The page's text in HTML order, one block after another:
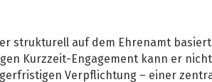
strukturell auf dem Ehrenamt
Kurzzeit-Engagement kann er
Verpflichtung – einer